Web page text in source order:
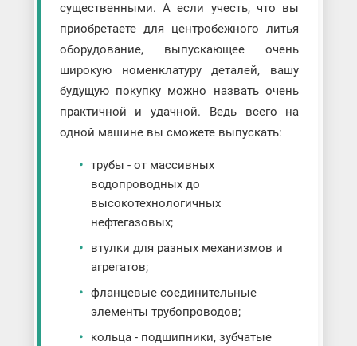
существенными. А если учесть, что вы
приобретаете для центробежного литья
оборудование, выпускающее очень
широкую номенклатуру деталей, вашу
будущую покупку можно назвать очень
практичной и удачной. Ведь всего на
одной машине вы сможете выпускать:
трубы - от массивных
водопроводных до
высокотехнологичных
нефтегазовых;
втулки для разных механизмов и
агрегатов;
фланцевые соединительные
элементы трубопроводов;
кольца - подшипники, зубчатые